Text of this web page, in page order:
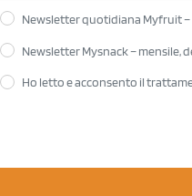
Newsletter quotidiana Myfruit
Newsletter Mysnack – mensile,
Ho letto e acconsento il